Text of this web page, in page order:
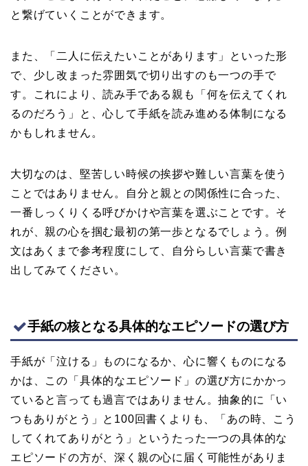
と繋げていくことができます。
また、「二人に伝えたいことがあります」といった形
で、少し改まった雰囲気で切り出すのも一つの手で
す。これにより、読み手である親も「何を伝えてくれ
るのだろう」と、心して手紙を読み進める体制になる
かもしれません。
大切なのは、堅苦しい時候の挨拶や難しい言葉を使う
ことではありません。自分と親との関係性に合った、
一番しっくりくる呼びかけや言葉を選ぶことです。そ
れが、親の心を掴む最初の第一歩となるでしょう。例
文はあくまで参考程度にして、自分らしい言葉で書き
出してみてください。
手紙の核となる具体的なエピソードの選び方
手紙が「泣ける」ものになるか、心に響くものになる
かは、この「具体的なエピソード」の選び方にかかっ
ていると言っても過言ではありません。抽象的に「い
つもありがとう」と100回書くよりも、「あの時、こう
してくれてありがとう」というたった一つの具体的な
エピソードの方が、深く親の心に届く可能性がありま